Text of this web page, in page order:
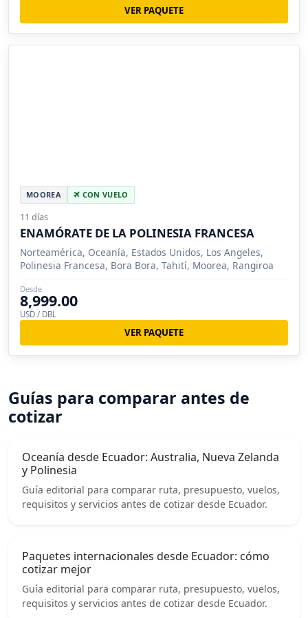
VER PAQUETE
MOOREA CON VUELO
11 días
ENAMÓRATE DE LA POLINESIA FRANCESA
Norteamérica, Oceanía, Estados Unidos, Los Angeles,
Polinesia Francesa, Bora Bora, Tahití, Moorea, Rangiroa
Desde
8,999.00
USD / DBL
VER PAQUETE
Guías para comparar antes de
cotizar
Oceanía desde Ecuador: Australia, Nueva Zelanda
y Polinesia
Guía editorial para comparar ruta, presupuesto, vuelos,
requisitos y servicios antes de cotizar desde Ecuador.
Paquetes internacionales desde Ecuador: cómo
cotizar mejor
Guía editorial para comparar ruta, presupuesto, vuelos,
requisitos y servicios antes de cotizar desde Ecuador.